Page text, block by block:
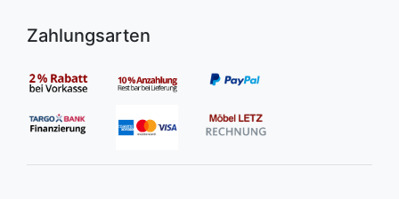
Zahlungsarten